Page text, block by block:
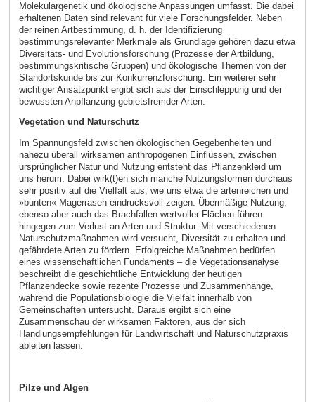
Molekulargenetik und ökologische Anpassungen umfasst. Die dabei
erhaltenen Daten sind relevant für viele Forschungsfelder. Neben
der reinen Artbestimmung, d. h. der Identifizierung
bestimmungsrelevanter Merkmale als Grundlage gehören dazu etwa
Diversitäts- und Evolutionsforschung (Prozesse der Artbildung,
bestimmungskritische Gruppen) und ökologische Themen von der
Standortskunde bis zur Konkurrenzforschung. Ein weiterer sehr
wichtiger Ansatzpunkt ergibt sich aus der Einschleppung und der
bewussten Anpflanzung gebietsfremder Arten.
Vegetation und Naturschutz
Im Spannungsfeld zwischen ökologischen Gegebenheiten und
nahezu überall wirksamen anthropogenen Einflüssen, zwischen
ursprünglicher Natur und Nutzung entsteht das Pflanzenkleid um
uns herum. Dabei wirk(t)en sich manche Nutzungsformen durchaus
sehr positiv auf die Vielfalt aus, wie uns etwa die artenreichen und
»bunten« Magerrasen eindrucksvoll zeigen. Übermäßige Nutzung,
ebenso aber auch das Brachfallen wertvoller Flächen führen
hingegen zum Verlust an Arten und Struktur. Mit verschiedenen
Naturschutzmaßnahmen wird versucht, Diversität zu erhalten und
gefährdete Arten zu fördern. Erfolgreiche Maßnahmen bedürfen
eines wissenschaftlichen Fundaments – die Vegetationsanalyse
beschreibt die geschichtliche Entwicklung der heutigen
Pflanzendecke sowie rezente Prozesse und Zusammenhänge,
während die Populationsbiologie die Vielfalt innerhalb von
Gemeinschaften untersucht. Daraus ergibt sich eine
Zusammenschau der wirksamen Faktoren, aus der sich
Handlungsempfehlungen für Landwirtschaft und Naturschutzpraxis
ableiten lassen.
Pilze und Algen